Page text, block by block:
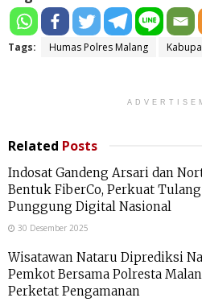
Tags: Humas Polres Malang
Related Posts
Indosat Gandeng Arsari dan
Bentuk FiberCo, Perkuat Tulang
Punggung Digital Nasional
30 Desember 2025
Wisatawan Nataru Diprediksi
Pemkot Bersama Polresta
Perketat Pengamanan